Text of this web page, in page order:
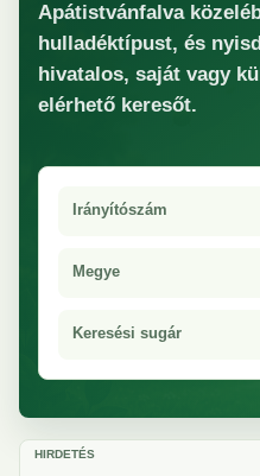
Apátistvánfalva
hulladéktípust, és
hivatalos, saját vagy
elérhető keresőt.
Irányítószám
Megye
Keresési sugár
HIRDETÉS